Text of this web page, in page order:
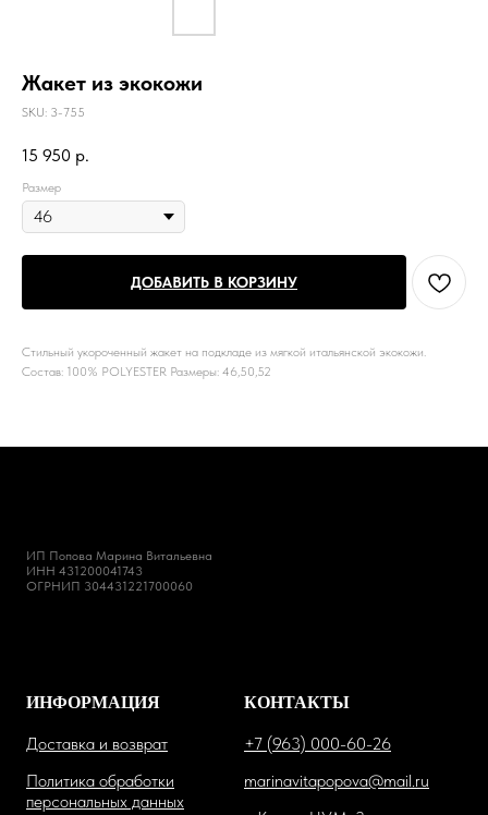
Жакет из экокожи
SKU: 3-755
15 950 р.
Размер
ДОБАВИТЬ В КОРЗИНУ
Стильный укороченный жакет на подкладе из мягкой итальянской экокожи.
Состав: 100% POLYESTER Размеры: 46,50,52
ИП Попова Марина Витальевна
ИНН 431200041743
ОГРНИП 304431221700060
ИНФОРМАЦИЯ
Доставка и возврат
Политика обработки
персональных данных
КОНТАКТЫ
+7 (963) 000-60-26
marinavitapopova@mail.ru